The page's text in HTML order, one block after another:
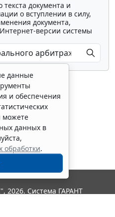
текста документа и
о вступлении в силу,
документа,
версии системы
материалы
данные
и обеспечения
можете
данных в
обработки.
Система ГАРАНТ